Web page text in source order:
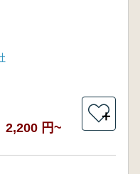
2,200 円~
＋